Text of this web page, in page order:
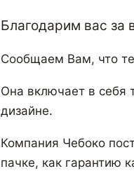
Благодарим вас за
Сообщаем Вам, что
Она включает в себя
дизайне.
Компания Чебоко
пачке, как гарантию